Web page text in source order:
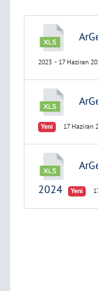
2023 - 17 Haziran
Yeni 17 Haziran
2024
Yeni